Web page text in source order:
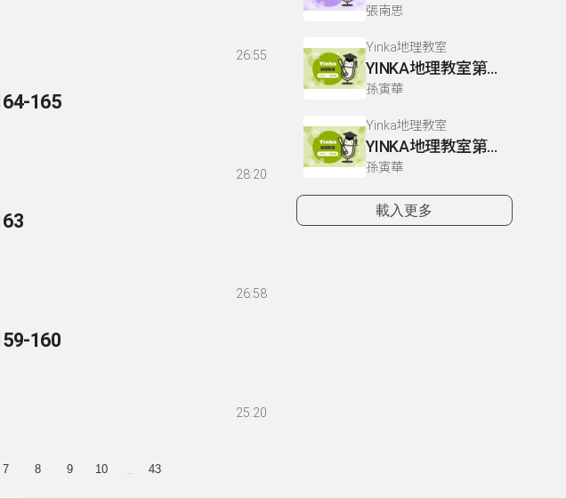
26:55
165
28:20
26:58
160
25:20
7 8 9 10 43
張南思
Yinka地理教室
YINKA地理教室第一冊 P22-26
孫寅華
Yinka地理教室
YINKA地理教室第一冊 P4-5
孫寅華
載入更多